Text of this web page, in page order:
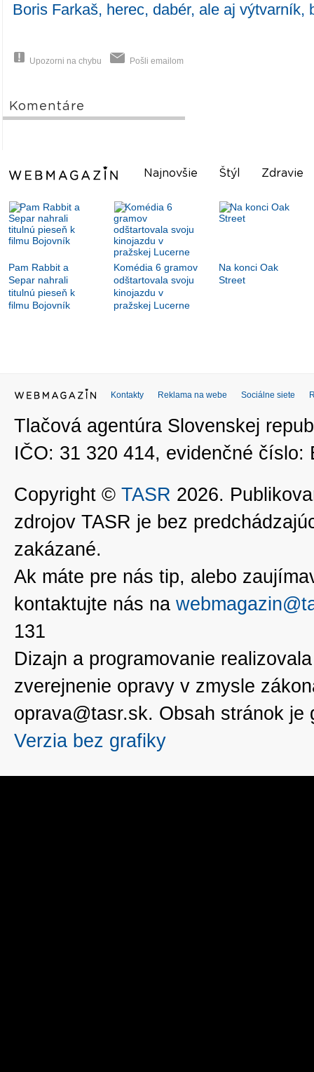
Boris Farkaš, herec, dabér, ale aj výtvarník,
Upozorni na chybu Pošli emailom
Komentáre
Najnovšie Štýl Zdravie
Pam Rabbit a
Separ nahrali
titulnú pieseň k
filmu Bojovník
Komédia 6 gramov
odštartovala svoju
kinojazdu v
pražskej Lucerne
Na konci Oak
Street
Kontakty Reklama na webe Sociálne siete
Tlačová agentúra Slovenskej
IČO: 31 320 414, evidenčné číslo:
Copyright © TASR 2026.
zdrojov TASR je bez
zakázané.
Ak máte pre nás tip, alebo
kontaktujte nás na
131
Dizajn a programovanie
zverejnenie opravy v zmysle
oprava@tasr.sk. Obsah stránok
Verzia bez grafiky